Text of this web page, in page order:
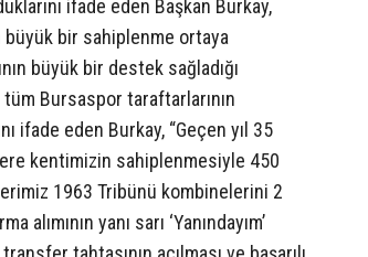
ifade eden Başkan Burkay,
büyük bir sahiplenme ortaya
büyük bir destek sağladığı
Bursaspor taraftarlarının
ifade eden Burkay, “Geçen yıl 35
kentimizin sahiplenmesiyle 450
1963 Tribünü kombinelerini 2
yanı sarı ‘Yanındayım’